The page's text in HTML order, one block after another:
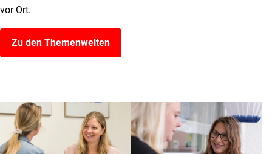
vor Ort.
Zu den Themenwelten